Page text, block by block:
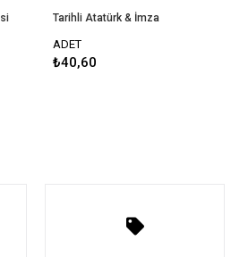
Tarihli Atatürk & İmza
ADET
₺40,60